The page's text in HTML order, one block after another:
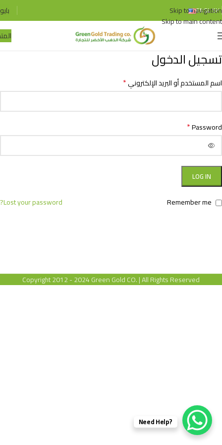
Skip to navigation
Skip to main content
ENGLISH
بايو
تسجيل الدخول
اسم المستخدم أو البريد الإلكتروني*
Password
*
LOG IN
Lost your password? Remember me
Copyright 2012 - 2024 Green Gold CO. | All Rights Reserved
?Need Help